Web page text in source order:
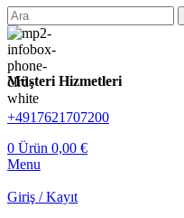
Müşteri Hizmetleri
+4917621707200
0 Ürün 0,00 €
Menu
Giriş / Kayıt